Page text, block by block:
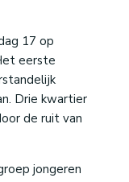
17 op
eerste
Drie kwartier
de ruit van
jongeren